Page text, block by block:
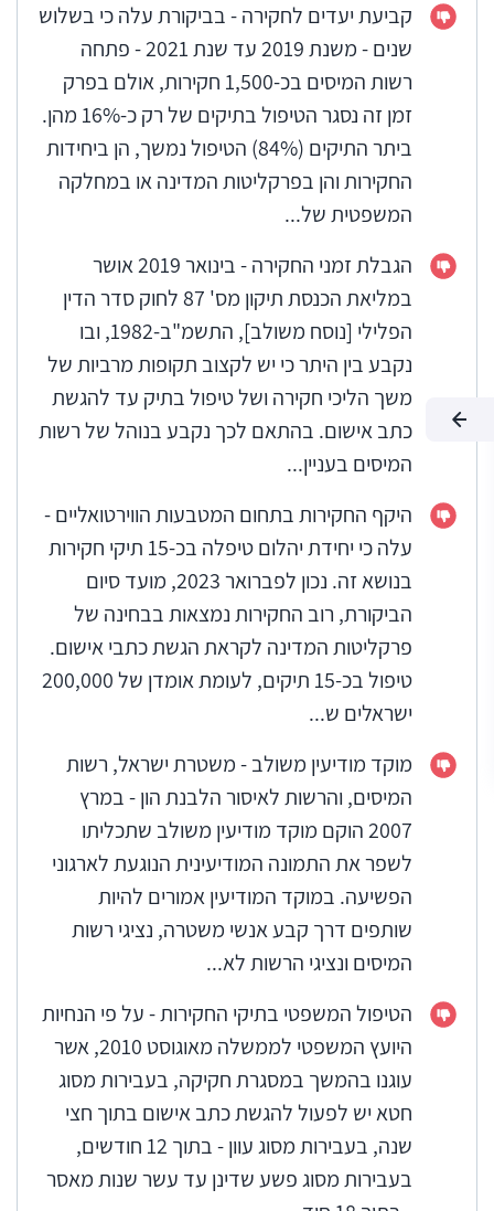
קביעת יעדים לחקירה - בביקורת עלה כי בשלוש
שנים - משנת 2019 עד שנת 2021 - פתחה
רשות המיסים בכ-1,500 חקירות, אולם בפרק
זמן זה נסגר הטיפול בתיקים של רק כ-16% מהן.
ביתר התיקים (84%) הטיפול נמשך, הן ביחידות
החקירות והן בפרקליטות המדינה או במחלקה
המשפטית של...
הגבלת זמני החקירה - בינואר 2019 אושר
במליאת הכנסת תיקון מס' 87 לחוק סדר הדין
הפלילי [נוסח משולב], התשמ"ב-1982, ובו
נקבע בין היתר כי יש לקצוב תקופות מרביות של
משך הליכי חקירה ושל טיפול בתיק עד להגשת
כתב אישום. בהתאם לכך נקבע בנוהל של רשות
המיסים בעניין...
היקף החקירות בתחום המטבעות הווירטואליים -
עלה כי יחידת יהלום טיפלה בכ-15 תיקי חקירות
בנושא זה. נכון לפברואר 2023, מועד סיום
הביקורת, רוב החקירות נמצאות בבחינה של
פרקליטות המדינה לקראת הגשת כתבי אישום.
טיפול בכ-15 תיקים, לעומת אומדן של 200,000
ישראלים ש...
מוקד מודיעין משולב - משטרת ישראל, רשות
המיסים, והרשות לאיסור הלבנת הון - במרץ
2007 הוקם מוקד מודיעין משולב שתכליתו
לשפר את התמונה המודיעינית הנוגעת לארגוני
הפשיעה. במוקד המודיעין אמורים להיות
שותפים דרך קבע אנשי משטרה, נציגי רשות
המיסים ונציגי הרשות לא...
הטיפול המשפטי בתיקי החקירות - על פי הנחיות
היועץ המשפטי לממשלה מאוגוסט 2010, אשר
עוגנו בהמשך במסגרת חקיקה, בעבירות מסוג
חטא יש לפעול להגשת כתב אישום בתוך חצי
שנה, בעבירות מסוג עוון - בתוך 12 חודשים,
בעבירות מסוג פשע שדינן עד עשר שנות מאסר